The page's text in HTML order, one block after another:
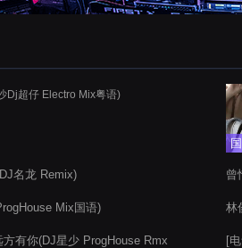
Dj超仔 Electro Mix粤语)
名龙 Remix)
Mix国语)
方有你(DJ星少 ProgHouse Rmx
曾
林
[